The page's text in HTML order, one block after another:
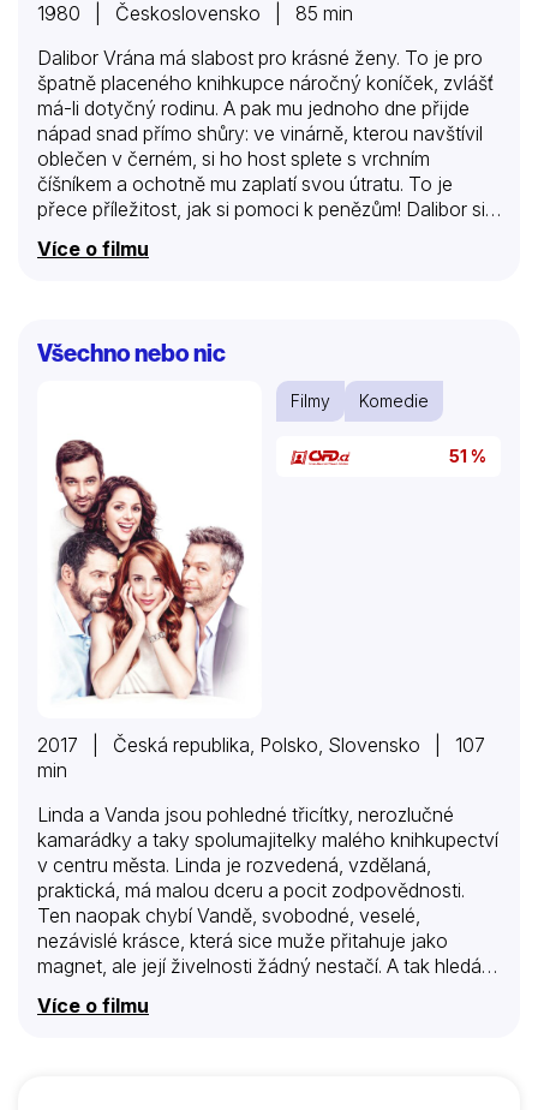
1980 | Československo | 85 min
Dalibor Vrána má slabost pro krásné ženy. To je pro
špatně placeného knihkupce náročný koníček, zvlášť
má-li dotyčný rodinu. A pak mu jednoho dne přijde
nápad snad přímo shůry: ve vinárně, kterou navštívil
oblečen v černém, si ho host splete s vrchním
číšníkem a ochotně mu zaplatí svou útratu. To je
přece příležitost, jak si pomoci k penězům! Dalibor si
vypracuje dokonalou metodu, nikdy nenavštíví totéž
místo dvakrát, za výdělkem cestuje po celé zemi.
Více o filmu
Všechno nebo nic
Filmy Komedie
51 %
2017 | Česká republika, Polsko, Slovensko | 107
min
Linda a Vanda jsou pohledné třicítky, nerozlučné
kamarádky a taky spolumajitelky malého knihkupectví
v centru města. Linda je rozvedená, vzdělaná,
praktická, má malou dceru a pocit zodpovědnosti.
Ten naopak chybí Vandě, svobodné, veselé,
nezávislé krásce, která sice muže přitahuje jako
magnet, ale její živelnosti žádný nestačí. A tak hledá
který taky touží po lásce na věky věků, ale jako
Více o filmu